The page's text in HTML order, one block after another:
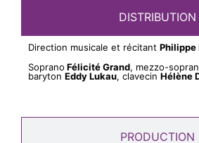
DISTRIBUTION
PRODUCTION
Direction musicale et récitant Philippe
Soprano Félicité Grand, mezzo-
baryton Eddy Lukau, clavecin Hélène